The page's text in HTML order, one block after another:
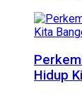
Hidup